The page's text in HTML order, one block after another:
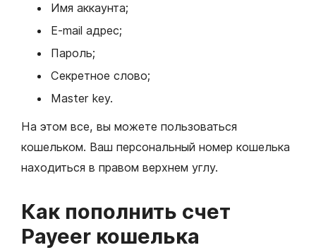
Имя аккаунта;
E-mail адрес;
Пароль;
Секретное слово;
Master key.
На этом все, вы можете пользоваться
кошельком. Ваш персональный номер кошелька
находиться в правом верхнем углу.
Как пополнить счет
Payeer кошелька